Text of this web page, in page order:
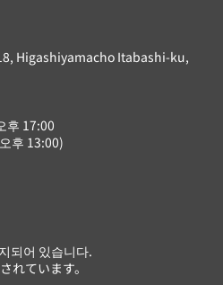
Higashiyamacho Itabashi-ku,
후 17:00
후 13:00)
되어 있습니다.
れています。